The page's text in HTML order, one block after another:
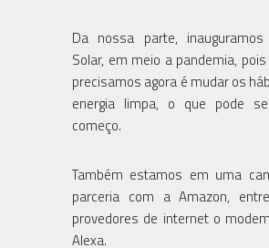
Da nossa parte,
Solar, em meio a pandemia,
precisamos agora é mudar os
energia limpa, o que pode
começo.
Também estamos em uma
parceria com a Amazon,
provedores de internet o
Alexa.